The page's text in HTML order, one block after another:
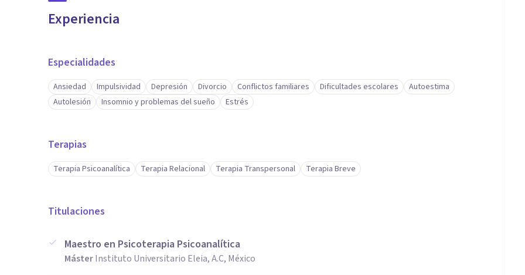
Experiencia
Especialidades
Ansiedad Impulsividad Depresión Divorcio Conflictos familiares Dificultades escolares
Autoestima
Autolesión
Insomnio y problemas del sueño Estrés
Terapias
Terapia Psicoanalítica Terapia Relacional Terapia Transpersonal Terapia Breve
Titulaciones
Maestro en Psicoterapia Psicoanalítica
MásterInstituto Universitario Eleia, A.C, México